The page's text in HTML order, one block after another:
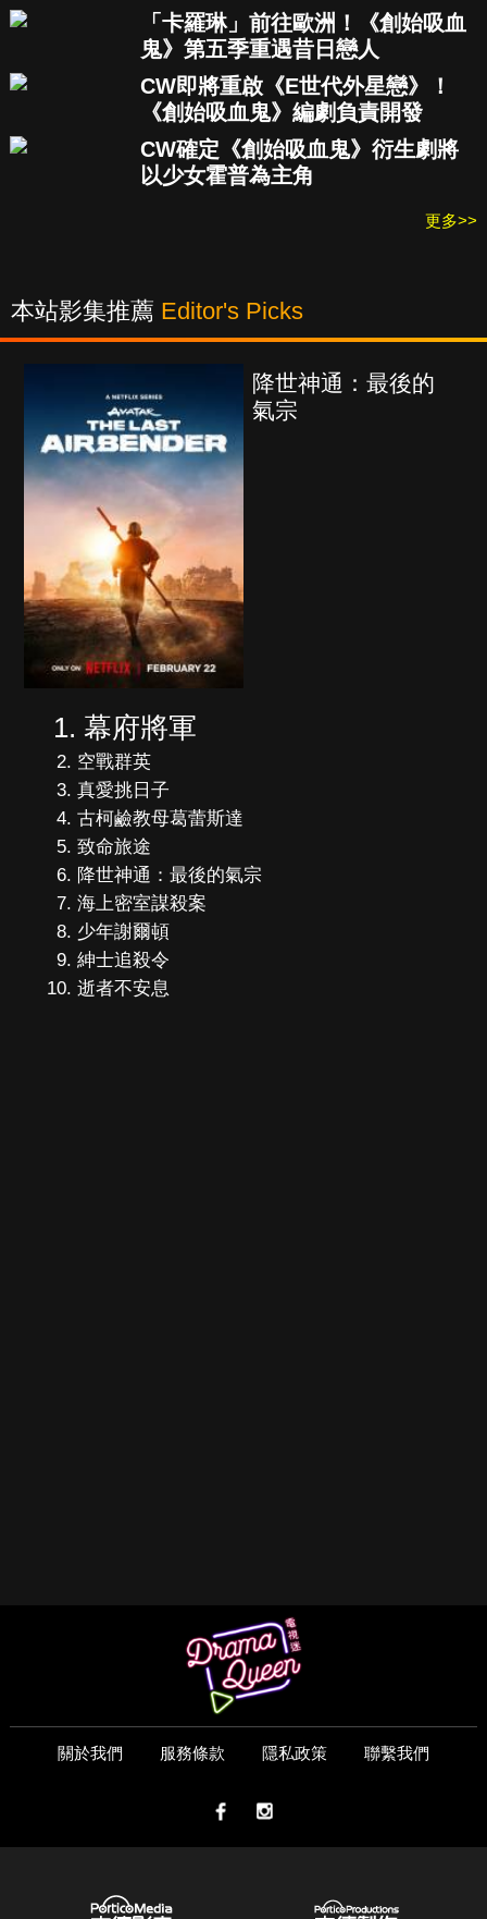
「卡羅琳」前往歐洲！《創始吸血
鬼》第五季重遇昔日戀人
CW即將重啟《E世代外星戀》！
《創始吸血鬼》編劇負責開發
CW確定《創始吸血鬼》衍生劇將
以少女霍普為主角
更多>>
本站影集推薦 Editor's Picks
氣宗
幕府將軍
空戰群英
真愛挑日子
古柯鹼教母葛蕾斯達
致命旅途
降世神通：最後的氣宗
海上密室謀殺案
少年謝爾頓
紳士追殺令
逝者不安息
關於我們 服務條款 隱私政策 聯繫我們